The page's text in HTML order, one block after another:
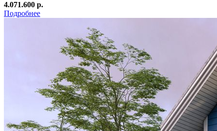
4.071.600 р.
Подробнее